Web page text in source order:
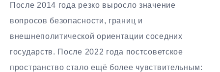
После 2014 года резко выросло значение
вопросов безопасности, границ и
внешнеполитической ориентации соседних
государств. После 2022 года постсоветское
пространство стало ещё более чувствительным: